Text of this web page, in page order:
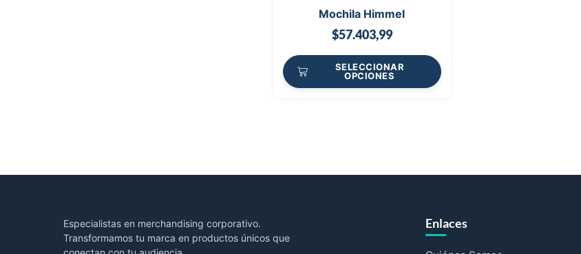
Mochila Himmel
$57.403,99
SELECCIONAR
OPCIONES
Especialistas en merchandising corporativo.
Transformamos tu marca en productos únicos que
Enlaces